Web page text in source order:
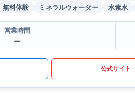
無料体験 ミネラルウォーター 水素水
営業時間
ー
公式サイト